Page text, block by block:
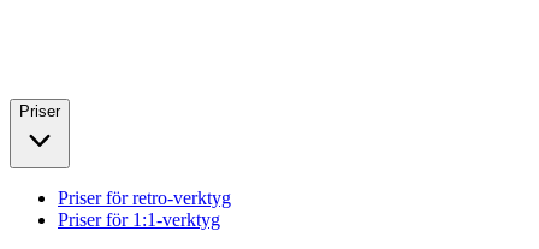
Priser
Priser för retro-verktyg
Priser för 1:1-verktyg